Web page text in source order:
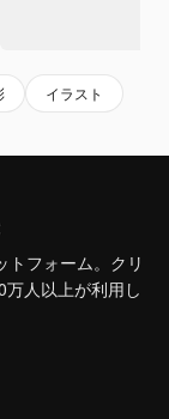
イラスト
トフォーム。クリ
人以上が利用し